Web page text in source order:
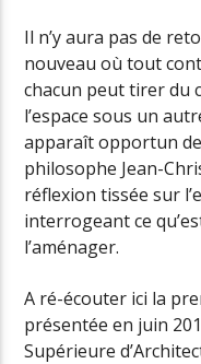
Il n’y aura pas de
nouveau où tout
chacun peut tirer du
l’espace sous un
apparaît opportun
philosophe Jean-
réflexion tissée sur
interrogeant ce
l’aménager.
A ré-écouter ici la
présentée en juin
Supérieure